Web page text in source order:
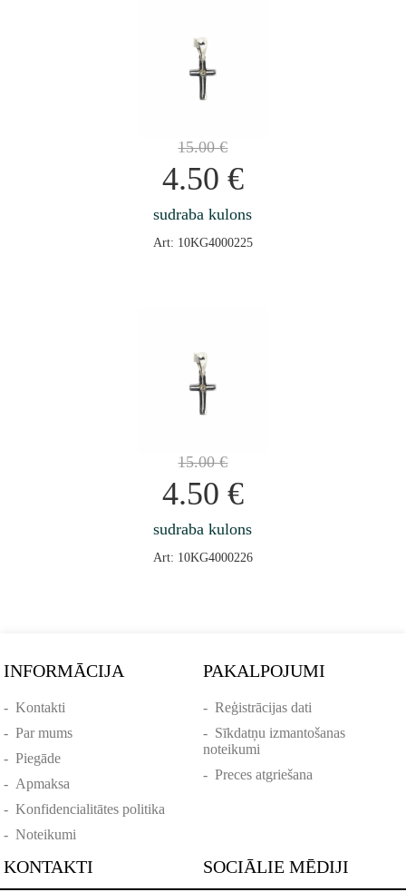
15.00€
4.50 €
sudraba kulons
Art: 10KG4000225
15.00€
4.50 €
sudraba kulons
Art: 10KG4000226
INFORMĀCIJA
-Kontakti
-Par mums
-Piegāde
- Apmaksa
-Konfidencialitātes politika
-Noteikumi
PAKALPOJUMI
- Reģistrācijas dati
- Sīkdatņu izmantošanas
noteikumi
- Preces atgriešana
KONTAKTI SOCIĀLIE MĒDIJI